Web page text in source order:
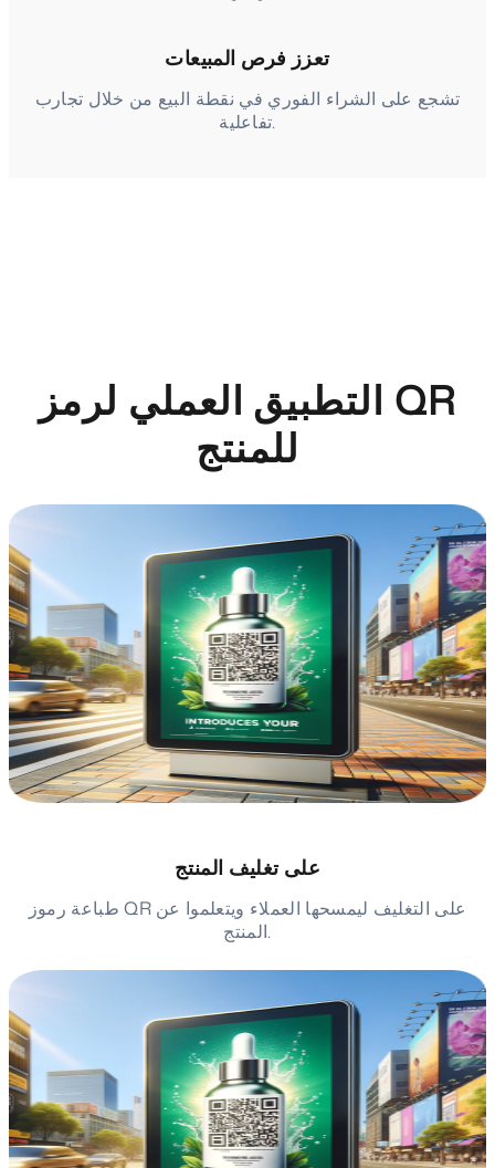
تعزز فرص المبيعات
تشجع على الشراء الفوري في نقطة البيع من خلال تجارب
تفاعلية.
التطبيق العملي لرمز QR
للمنتج
على تغليف المنتج
طباعة رموز QR على التغليف ليمسحها العملاء ويتعلموا عن
المنتج.